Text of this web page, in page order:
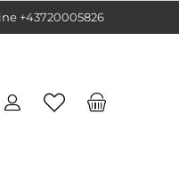
+43720005826